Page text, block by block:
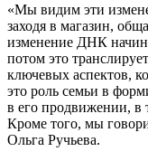
«Мы видим эти
заходя в магазин,
изменение ДНК
потом это
ключевых аспектов,
это роль семьи в
в его продвижении, в
Кроме того, мы
Ольга Ручьева.